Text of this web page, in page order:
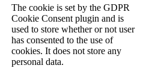
The cookie is set by the GDPR
Cookie Consent plugin and is
used to store whether or not user
has consented to the use of
cookies. It does not store any
personal data.